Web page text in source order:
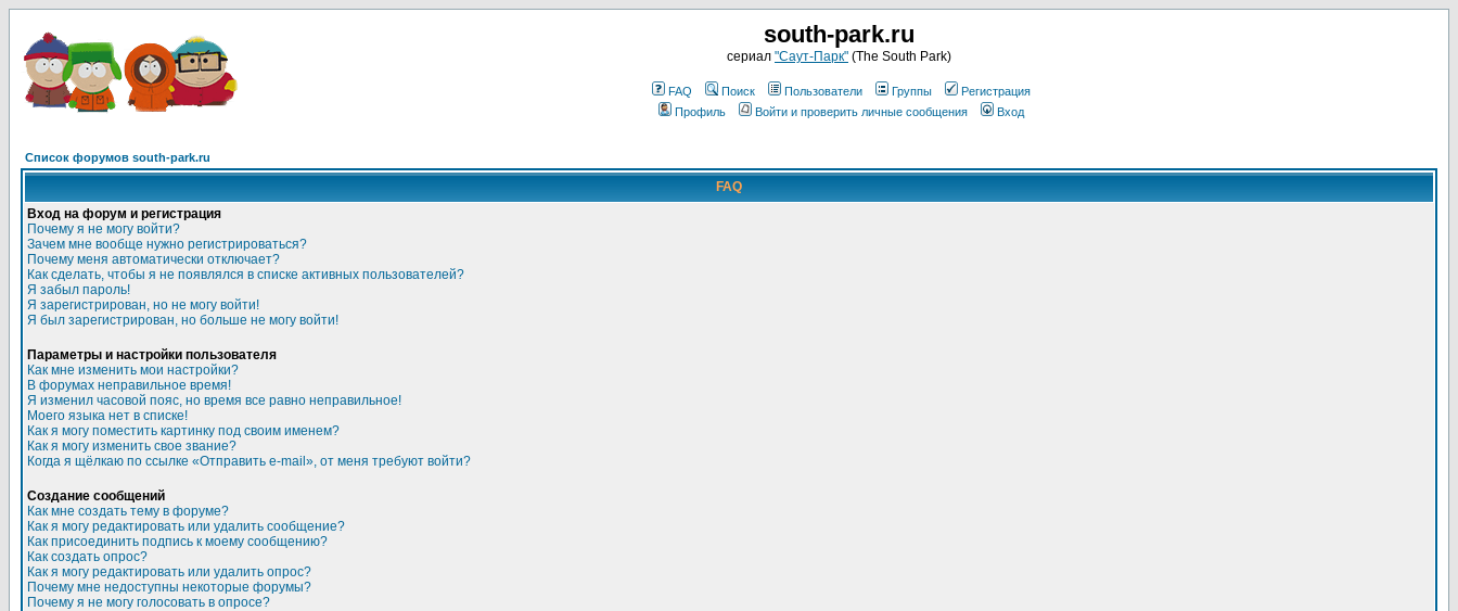
south-park.ru
сериал "Саут-Парк" (The South Park)
FAQ Поиск Пользователи Группы
Регистрация
Профиль
Войти и проверить личные сообщения Вход
Список форумов south-park.ru
FAQ
Вход на форум и регистрация
Почему я не могу войти?
Зачем мне вообще нужно регистрироваться?
Почему меня автоматически отключает?
Как сделать, чтобы я не появлялся в списке активных пользователей?
Я забыл пароль!
Я зарегистрирован, но не могу войти!
Я был зарегистрирован, но больше не могу войти!
Параметры и настройки пользователя
Как мне изменить мои настройки?
В форумах неправильное время!
Я изменил часовой пояс, но время все равно неправильное!
Моего языка нет в списке!
Как я могу поместить картинку под своим именем?
Как я могу изменить свое звание?
Когда я щёлкаю по ссылке «Отправить e-mail», от меня требуют войти?
Создание сообщений
Как мне создать тему в форуме?
Как я могу редактировать или удалить сообщение?
Как присоединить подпись к моему сообщению?
Как создать опрос?
Как я могу редактировать или удалить опрос?
Почему мне недоступны некоторые форумы?
Почему я не могу голосовать в опросе?